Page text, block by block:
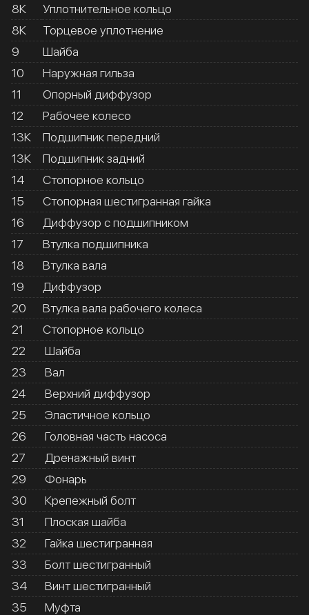
8К
Уплотнительное кольцо
8К
Торцевое уплотнение
9
Шайба
10
Наружная гильза
11
Опорный диффузор
12
Рабочее колесо
13К
Подшипник передний
13К
Подшипник задний
14
Стопорное кольцо
15
Стопорная шестигранная гайка
16
Диффузор с подшипником
17
Втулка подшипника
18
Втулка вала
19
Диффузор
20
Втулка вала рабочего колеса
21
Стопорное кольцо
22
Шайба
23
Вал
24
Верхний диффузор
25
Эластичное кольцо
26
Головная часть насоса
27
Дренажный винт
29
Фонарь
30
Крепежный болт
31
Плоская шайба
32
Гайка шестигранная
33
Болт шестигранный
34
Винт шестигранный
35
Муфта